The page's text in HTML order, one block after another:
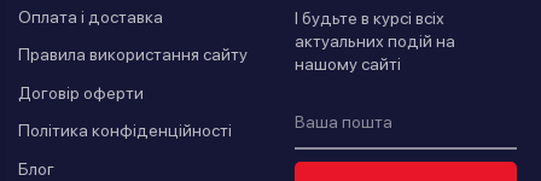
Оплата і доставка
Правила використання сайту
Договір оферти
Політика конфіденційності
Блог
І будьте в курсі всіх
актуальних подій на
нашому сайті